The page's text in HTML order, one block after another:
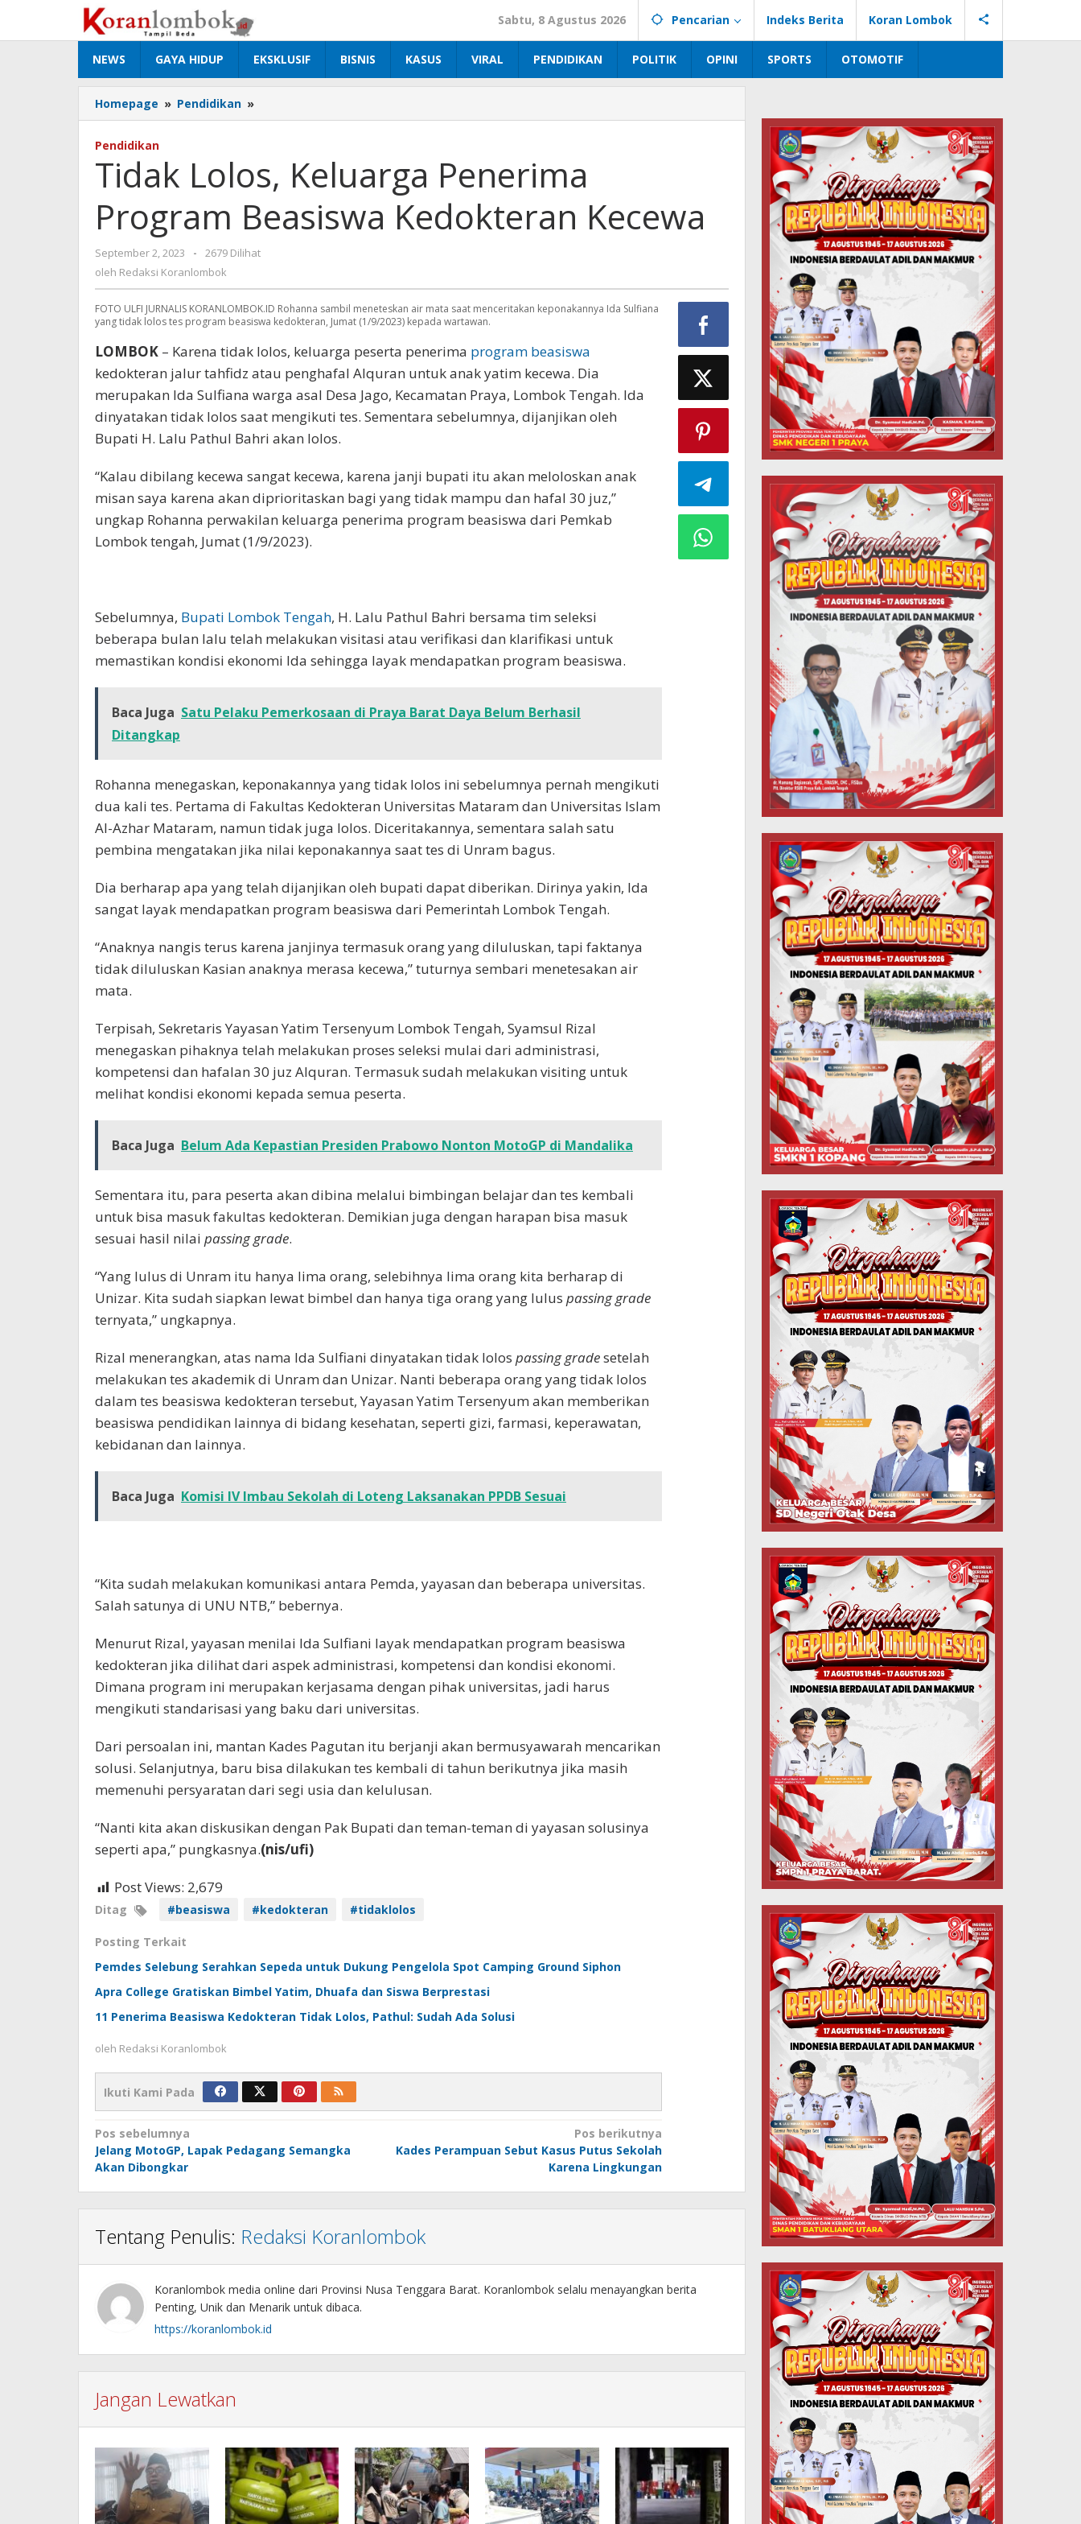
konten
Sabtu, 8 Agustus 2026 Pencarian Indeks Berita Koran Lombok
NEWS GAYA HIDUP EKSKLUSIF BISNIS KASUS VIRAL PENDIDIKAN POLITIK OPINI SPORTS OTOMOTIF
Homepage » Pendidikan »
Lolos,
Program
Beasiswa
Kedokteran
Kecewa
Pendidikan
Tidak Lolos, Keluarga Penerima
Program Beasiswa Kedokteran Kecewa
September 2, 2023
oleh
Redaksi
-
2679 Dilihat
oleh Redaksi Koranlombok
FOTO ULFI JURNALIS KORANLOMBOK.ID Rohanna sambil meneteskan air mata saat menceritakan keponakannya Ida Sulfiana
yang tidak lolos tes program beasiswa kedokteran, Jumat (1/9/2023) kepada wartawan.
LOMBOK – Karena tidak lolos, keluarga peserta penerima program beasiswa
kedokteran jalur tahfidz atau penghafal Alquran untuk anak yatim kecewa. Dia
merupakan Ida Sulfiana warga asal Desa Jago, Kecamatan Praya, Lombok Tengah. Ida
dinyatakan tidak lolos saat mengikuti tes. Sementara sebelumnya, dijanjikan oleh
Bupati H. Lalu Pathul Bahri akan lolos.
“Kalau dibilang kecewa sangat kecewa, karena janji bupati itu akan meloloskan anak
misan saya karena akan diprioritaskan bagi yang tidak mampu dan hafal 30 juz,”
ungkap Rohanna perwakilan keluarga penerima program beasiswa dari Pemkab
Lombok tengah, Jumat (1/9/2023).
Sebelumnya, Bupati Lombok Tengah, H. Lalu Pathul Bahri bersama tim seleksi
beberapa bulan lalu telah melakukan visitasi atau verifikasi dan klarifikasi untuk
memastikan kondisi ekonomi Ida sehingga layak mendapatkan program beasiswa.
Baca Juga Satu Pelaku Pemerkosaan di Praya Barat Daya Belum Berhasil
Ditangkap
Rohanna menegaskan, keponakannya yang tidak lolos ini sebelumnya pernah mengikuti
dua kali tes. Pertama di Fakultas Kedokteran Universitas Mataram dan Universitas Islam
Al-Azhar Mataram, namun tidak juga lolos. Diceritakannya, sementara salah satu
pembina mengatakan jika nilai keponakannya saat tes di Unram bagus.
Dia berharap apa yang telah dijanjikan oleh bupati dapat diberikan. Dirinya yakin, Ida
sangat layak mendapatkan program beasiswa dari Pemerintah Lombok Tengah.
“Anaknya nangis terus karena janjinya termasuk orang yang diluluskan, tapi faktanya
tidak diluluskan Kasian anaknya merasa kecewa,” tuturnya sembari menetesakan air
mata.
Terpisah, Sekretaris Yayasan Yatim Tersenyum Lombok Tengah, Syamsul Rizal
menegaskan pihaknya telah melakukan proses seleksi mulai dari administrasi,
kompetensi dan hafalan 30 juz Alquran. Termasuk sudah melakukan visiting untuk
melihat kondisi ekonomi kepada semua peserta.
Baca Juga Belum Ada Kepastian Presiden Prabowo Nonton MotoGP di Mandalika
Sementara itu, para peserta akan dibina melalui bimbingan belajar dan tes kembali
untuk bisa masuk fakultas kedokteran. Demikian juga dengan harapan bisa masuk
sesuai hasil nilai passing grade.
“Yang lulus di Unram itu hanya lima orang, selebihnya lima orang kita berharap di
Unizar. Kita sudah siapkan lewat bimbel dan hanya tiga orang yang lulus passing grade
ternyata,” ungkapnya.
Rizal menerangkan, atas nama Ida Sulfiani dinyatakan tidak lolos passing gradesetelah
melakukan tes akademik di Unram dan Unizar. Nanti beberapa orang yang tidak lolos
dalam tes beasiswa kedokteran tersebut, Yayasan Yatim Tersenyum akan memberikan
beasiswa pendidikan lainnya di bidang kesehatan, seperti gizi, farmasi, keperawatan,
kebidanan dan lainnya.
Baca Juga Komisi IV Imbau Sekolah di Loteng Laksanakan PPDB Sesuai
“Kita sudah melakukan komunikasi antara Pemda, yayasan dan beberapa universitas.
Salah satunya di UNU NTB,” bebernya.
Menurut Rizal, yayasan menilai Ida Sulfiani layak mendapatkan program beasiswa
kedokteran jika dilihat dari aspek administrasi, kompetensi dan kondisi ekonomi.
Dimana program ini merupakan kerjasama dengan pihak universitas, jadi harus
mengikuti standarisasi yang baku dari universitas.
Dari persoalan ini, mantan Kades Pagutan itu berjanji akan bermusyawarah mencarikan
solusi. Selanjutnya, baru bisa dilakukan tes kembali di tahun berikutnya jika masih
memenuhi persyaratan dari segi usia dan kelulusan.
“Nanti kita akan diskusikan dengan Pak Bupati dan teman-teman di yayasan solusinya
seperti apa,” pungkasnya.(nis/ufi)
Post Views: 2,679
Ditag #beasiswa #kedokteran #tidaklolos
Posting Terkait
Pemdes Selebung Serahkan Sepeda untuk Dukung Pengelola Spot Camping Ground Siphon
Apra College Gratiskan Bimbel Yatim, Dhuafa dan Siswa Berprestasi
11 Penerima Beasiswa Kedokteran Tidak Lolos, Pathul: Sudah Ada Solusi
oleh Redaksi Koranlombok
Ikuti Kami Pada
Navigasi
pos
Pos sebelumnya
Jelang MotoGP, Lapak Pedagang Semangka
Akan Dibongkar
Pos berikutnya
Kades Perampuan Sebut Kasus Putus Sekolah
Karena Lingkungan
Tentang Penulis: Redaksi Koranlombok
Koranlombok media online dari Provinsi Nusa Tenggara Barat. Koranlombok selalu menayangkan berita
Penting, Unik dan Menarik untuk dibaca.
https://koranlombok.id
Jangan Lewatkan